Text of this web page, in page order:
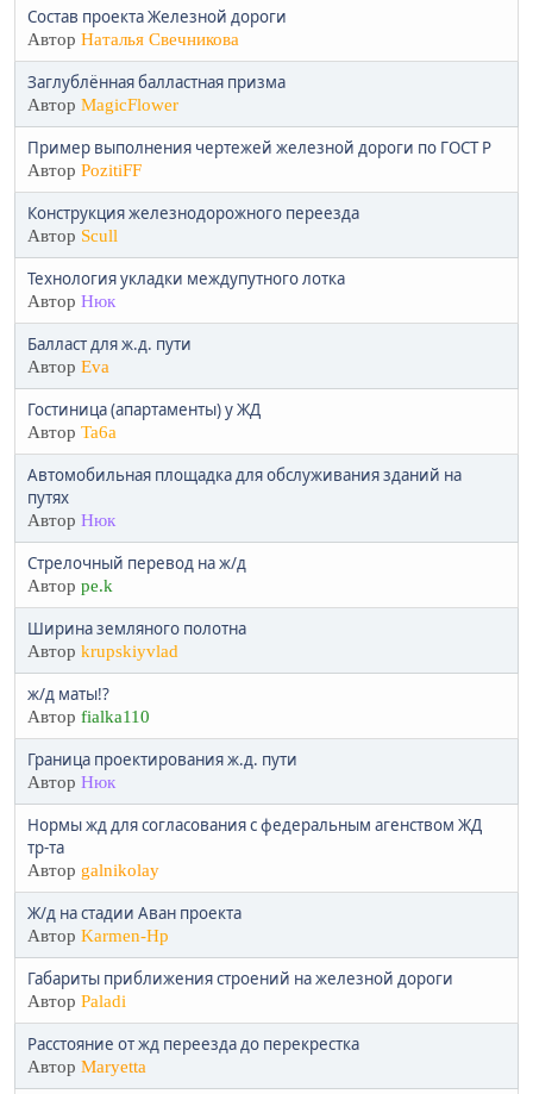
Состав проекта Железной дороги
Автор Наталья Свечникова
Заглублённая балластная призма
Автор MagicFlower
Пример выполнения чертежей железной дороги по ГОСТ Р
Автор PozitiFF
Конструкция железнодорожного переезда
Автор Scull
Технология укладки междупутного лотка
Автор Нюк
Балласт для ж.д. пути
Автор Eva
Гостиница (апартаменты) у ЖД
Автор Ta6a
Автомобильная площадка для обслуживания зданий на
путях
Автор Нюк
Стрелочный перевод на ж/д
Автор pe.k
Ширина земляного полотна
Автор krupskiyvlad
ж/д маты!?
Автор fialka110
Граница проектирования ж.д. пути
Автор Нюк
Нормы жд для согласования с федеральным агенством ЖД
тр-та
Автор galnikolay
Ж/д на стадии Аван проекта
Автор Karmen-Hp
Габариты приближения строений на железной дороги
Автор Paladi
Расстояние от жд переезда до перекрестка
Автор Maryetta